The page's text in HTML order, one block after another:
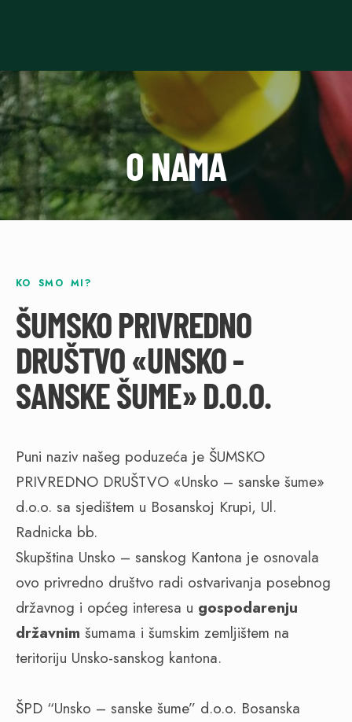
O NAMA
KO SMO MI?
ŠUMSKO PRIVREDNO
DRUŠTVO «UNSKO -
SANSKE ŠUME» D.O.O.
Puni naziv našeg poduzeća je ŠUMSKO
PRIVREDNO DRUŠTVO «Unsko – sanske šume»
d.o.o. sa sjedištem u Bosanskoj Krupi, Ul.
Radnicka bb.
Skupština Unsko – sanskog Kantona je osnovala
ovo privredno društvo radi ostvarivanja posebnog
državnog i općeg interesa u gospodarenju
državnim šumama i šumskim zemljištem na
teritoriju Unsko-sanskog kantona.
ŠPD “Unsko – sanske šume” d.o.o. Bosanska